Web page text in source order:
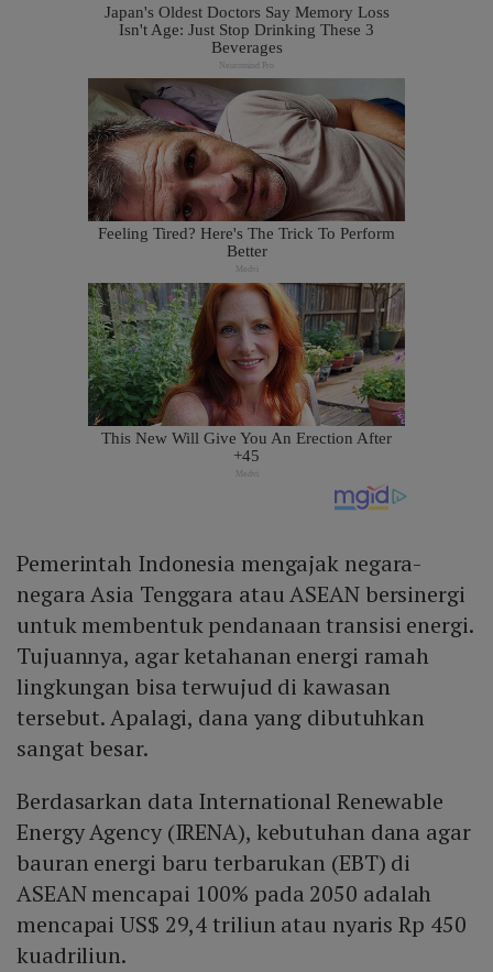
Pemerintah Indonesia mengajak negara-
negara Asia Tenggara atau ASEAN bersinergi
untuk membentuk pendanaan transisi energi.
Tujuannya, agar ketahanan energi ramah
lingkungan bisa terwujud di kawasan
tersebut. Apalagi, dana yang dibutuhkan
sangat besar.
Berdasarkan data International Renewable
Energy Agency (IRENA), kebutuhan dana agar
bauran energi baru terbarukan (EBT) di
ASEAN mencapai 100% pada 2050 adalah
mencapai US$ 29,4 triliun atau nyaris Rp 450
kuadriliun.